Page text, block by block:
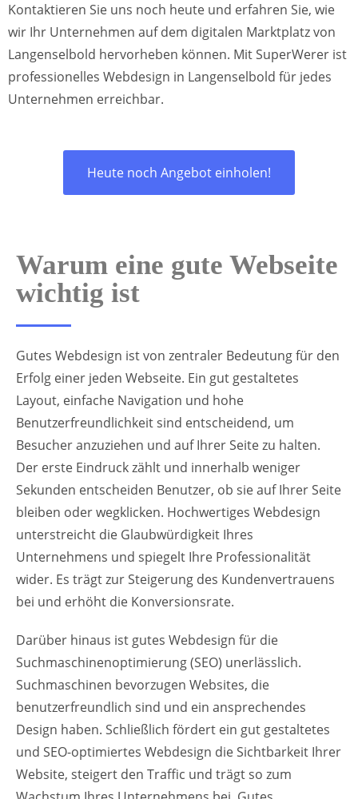
Kontaktieren Sie uns noch heute und erfahren Sie, wie
wir Ihr Unternehmen auf dem digitalen Marktplatz von
Langenselbold hervorheben können. Mit SuperWerer ist
professionelles Webdesign in Langenselbold für jedes
Unternehmen erreichbar.
Heute noch Angebot einholen!
Warum eine gute Webseite
wichtig ist
Gutes Webdesign ist von zentraler Bedeutung für den
Erfolg einer jeden Webseite. Ein gut gestaltetes
Layout, einfache Navigation und hohe
Benutzerfreundlichkeit sind entscheidend, um
Besucher anzuziehen und auf Ihrer Seite zu halten.
Der erste Eindruck zählt und innerhalb weniger
Sekunden entscheiden Benutzer, ob sie auf Ihrer Seite
bleiben oder wegklicken. Hochwertiges Webdesign
unterstreicht die Glaubwürdigkeit Ihres
Unternehmens und spiegelt Ihre Professionalität
wider. Es trägt zur Steigerung des Kundenvertrauens
bei und erhöht die Konversionsrate.
Darüber hinaus ist gutes Webdesign für die
Suchmaschinenoptimierung (SEO) unerlässlich.
Suchmaschinen bevorzugen Websites, die
benutzerfreundlich sind und ein ansprechendes
Design haben. Schließlich fördert ein gut gestaltetes
und SEO-optimiertes Webdesign die Sichtbarkeit Ihrer
Website, steigert den Traffic und trägt so zum